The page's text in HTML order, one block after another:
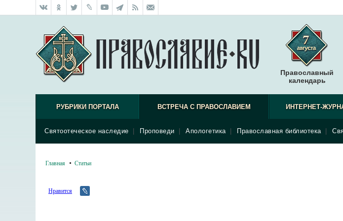
Православный
календарь
РУБРИКИ ПОРТАЛА ВСТРЕЧА С ПРАВОСЛАВИЕМ
Святоотеческое наследие Проповеди Апологетика Православная библиотека
ИНТЕРНЕТ-
Главная Статьи
Нравится